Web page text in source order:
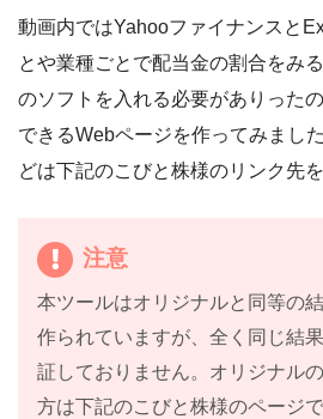
動画内ではYahooファイナンスと
とや業種ごとで配当金の割合をみ
のソフトを入れる必要がありった
できるWebページを作ってみまし
どは下記のこびと株様のリンク先
注意
本ツールはオリジナルと同等の
作られていますが、全く同じ結
証しておりません。オリジナル
方は下記のこびと株様のページ